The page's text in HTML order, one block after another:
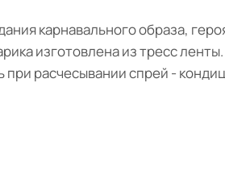
карнавального образа,
изготовлена из тресс
при расчесывании спрей -